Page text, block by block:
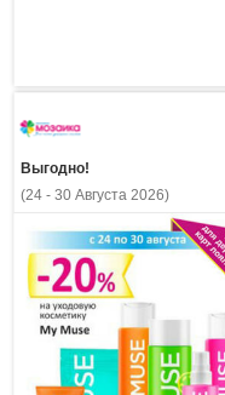
Выгодно!
(24 - 30 Августа 2026)